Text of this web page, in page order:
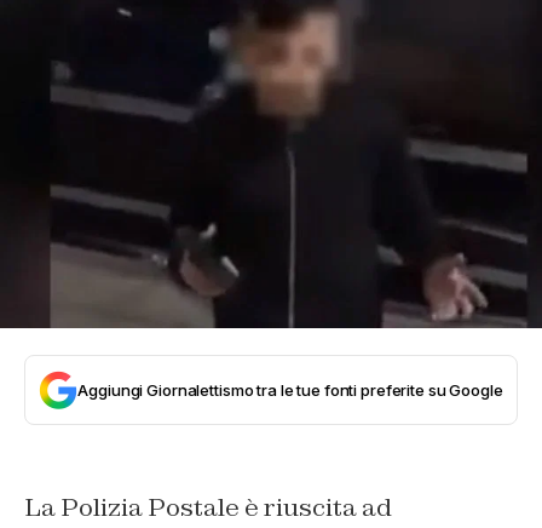
Aggiungi Giornalettismo tra le tue fonti preferite su Google
La Polizia Postale è riuscita ad